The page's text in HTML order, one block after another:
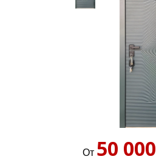
От 50 000